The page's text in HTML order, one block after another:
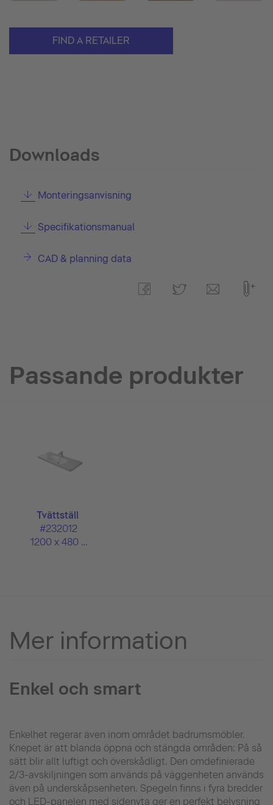
FIND A RETAILER
Downloads
Monteringsanvisning
Specifikationsmanual
CAD & planning data
Passande produkter
Tvättställ
#232012
1200 x 480 mm
Mer information
Enkel och smart
Enkelhet regerar även inom området badrumsmöbler.
Knepet är att blanda öppna och stängda områden: På så
sätt blir allt luftigt och överskådligt. Den omdefinierade
2/3-avskiljningen som används på väggenheten används
även på underskåpsenheten. Spegeln finns i fyra bredder
och LED-panelen med sidenyta ger en perfekt belysning